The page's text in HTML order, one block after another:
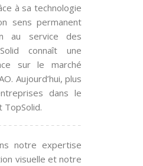
à sa technologie
sens permanent
au service des
connaît une
sur le marché
Aujourd’hui, plus
dans le
TopSolid.
notre expertise
visuelle et notre